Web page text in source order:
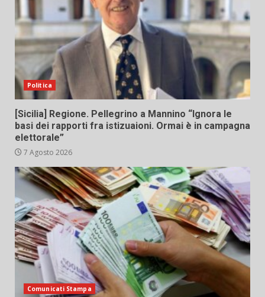
Politica
[Sicilia] Regione. Pellegrino a Mannino “Ignora le
basi dei rapporti fra istizuaioni. Ormai è in campagna
elettorale”
7 Agosto 2026
Comunicati Stampa